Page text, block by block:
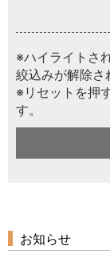
※ハイライトさ
絞込みが解除さ
※リセットを押
す。
お知らせ